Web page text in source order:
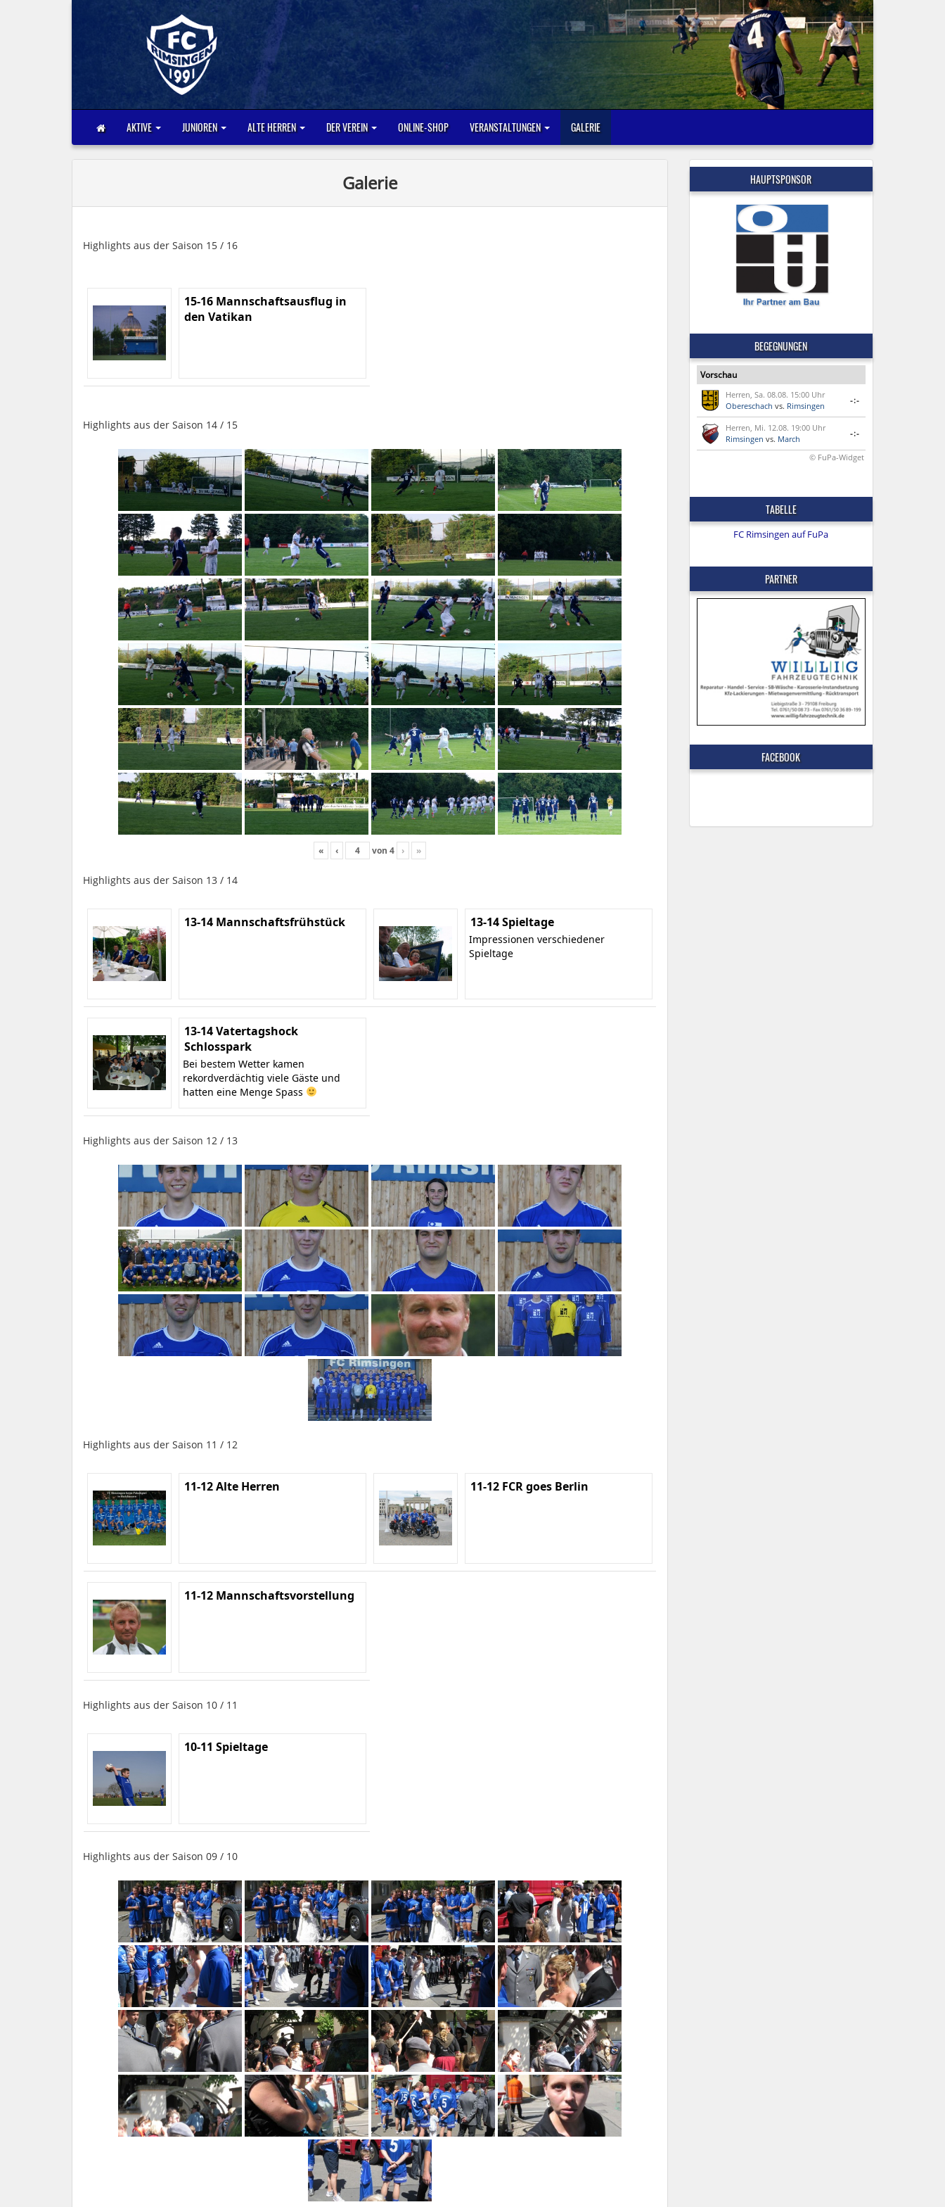
AKTIVE JUNIOREN ALTE HERREN DER VEREIN ONLINE-SHOP VERANSTALTUNGEN GALERIE
Galerie
Highlights aus der Saison 15 / 16
15-16 Mannschaftsausflug in
den Vatikan
Highlights aus der Saison 14 / 15
« ‹ von 4 › »
Highlights aus der Saison 13 / 14
13-14 Mannschaftsfrühstück 13-14 Spieltage
Impressionen verschiedener
Spieltage
13-14 Vatertagshock
Schlosspark
Bei bestem Wetter kamen
rekordverdächtig viele Gäste und
hatten eine Menge Spass
Highlights aus der Saison 12 / 13
Highlights aus der Saison 11 / 12
11-12 Alte Herren 11-12 FCR goes Berlin
11-12 Mannschaftsvorstellung
Highlights aus der Saison 10 / 11
10-11 Spieltage
Highlights aus der Saison 09 / 10
HAUPTSPONSOR
BEGEGNUNGEN
Vorschau
Herren, Sa. 08.08. 15:00 Uhr
Obereschach vs. Rimsingen
-:-
Herren, Mi. 12.08. 19:00 Uhr
Rimsingen vs. March
-:-
© FuPa-Widget
TABELLE
FC Rimsingen auf FuPa
PARTNER
FACEBOOK